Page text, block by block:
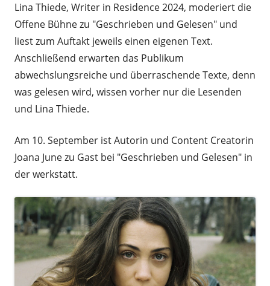
Lina Thiede, Writer in Residence 2024, moderiert die
Offene Bühne zu "Geschrieben und Gelesen" und
liest zum Auftakt jeweils einen eigenen Text.
Anschließend erwarten das Publikum
abwechslungsreiche und überraschende Texte, denn
was gelesen wird, wissen vorher nur die Lesenden
und Lina Thiede.
Am 10. September ist Autorin und Content Creatorin
Joana June zu Gast bei "Geschrieben und Gelesen" in
der werkstatt.